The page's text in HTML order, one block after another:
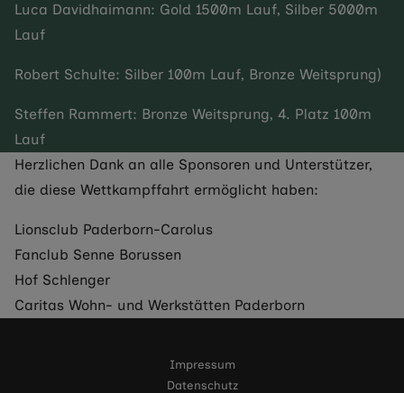
Luca Davidhaimann: Gold 1500m Lauf, Silber 5000m
Lauf
Robert Schulte: Silber 100m Lauf, Bronze Weitsprung)
Steffen Rammert: Bronze Weitsprung, 4. Platz 100m
Lauf
Herzlichen Dank an alle Sponsoren und Unterstützer,
die diese Wettkampffahrt ermöglicht haben:
Lionsclub Paderborn-Carolus
Fanclub Senne Borussen
Hof Schlenger
Caritas Wohn- und Werkstätten Paderborn
Impressum
Datenschutz